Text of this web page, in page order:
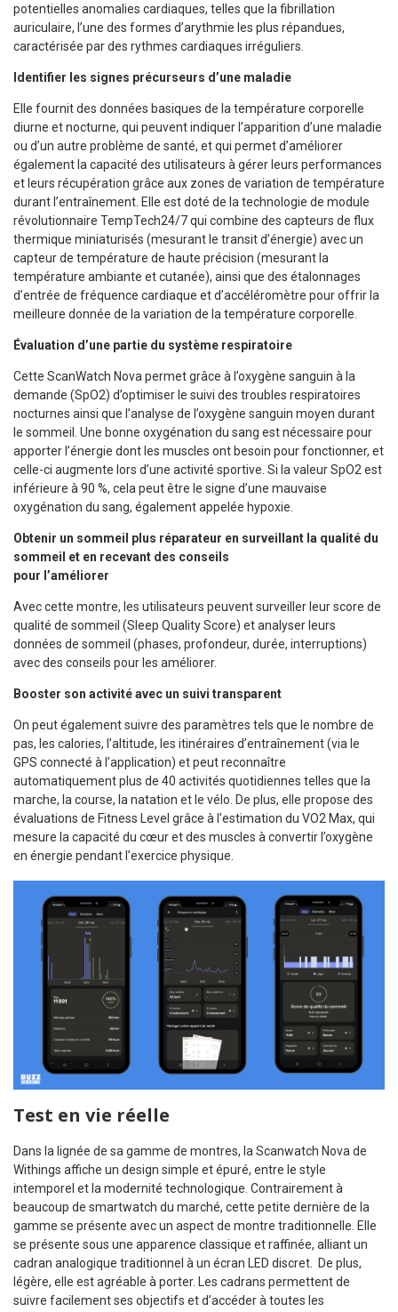
potentielles anomalies cardiaques, telles que la fibrillation
auriculaire, l’une des formes d’arythmie les plus répandues,
caractérisée par des rythmes cardiaques irréguliers.
Identifier les signes précurseurs d’une maladie
Elle fournit des données basiques de la température corporelle
diurne et nocturne, qui peuvent indiquer l’apparition d’une maladie
ou d’un autre problème de santé, et qui permet d’améliorer
également la capacité des utilisateurs à gérer leurs performances
et leurs récupération grâce aux zones de variation de température
durant l’entraînement. Elle est doté de la technologie de module
révolutionnaire TempTech24/7 qui combine des capteurs de flux
thermique miniaturisés (mesurant le transit d’énergie) avec un
capteur de température de haute précision (mesurant la
température ambiante et cutanée), ainsi que des étalonnages
d’entrée de fréquence cardiaque et d’accéléromètre pour offrir la
meilleure donnée de la variation de la température corporelle.
Évaluation d’une partie du système respiratoire
Cette ScanWatch Nova permet grâce à l’oxygène sanguin à la
demande (SpO2) d’optimiser le suivi des troubles respiratoires
nocturnes ainsi que l’analyse de l’oxygène sanguin moyen durant
le sommeil. Une bonne oxygénation du sang est nécessaire pour
apporter l’énergie dont les muscles ont besoin pour fonctionner, et
celle-ci augmente lors d’une activité sportive. Si la valeur SpO2 est
inférieure à 90 %, cela peut être le signe d’une mauvaise
oxygénation du sang, également appelée hypoxie.
Obtenir un sommeil plus réparateur en surveillant la qualité du
sommeil et en recevant des conseils
pour l’améliorer
Avec cette montre, les utilisateurs peuvent surveiller leur score de
qualité de sommeil (Sleep Quality Score) et analyser leurs
données de sommeil (phases, profondeur, durée, interruptions)
avec des conseils pour les améliorer.
Booster son activité avec un suivi transparent
On peut également suivre des paramètres tels que le nombre de
pas, les calories, l’altitude, les itinéraires d’entraînement (via le
GPS connecté à l’application) et peut reconnaître
automatiquement plus de 40 activités quotidiennes telles que la
marche, la course, la natation et le vélo. De plus, elle propose des
évaluations de Fitness Level grâce à l’estimation du VO2 Max, qui
mesure la capacité du cœur et des muscles à convertir l’oxygène
en énergie pendant l’exercice physique.
Test en vie réelle
Dans la lignée de sa gamme de montres, la Scanwatch Nova de
Withings affiche un design simple et épuré, entre le style
intemporel et la modernité technologique. Contrairement à
beaucoup de smartwatch du marché, cette petite dernière de la
gamme se présente avec un aspect de montre traditionnelle. Elle
se présente sous une apparence classique et raffinée, alliant un
cadran analogique traditionnel à un écran LED discret. De plus,
légère, elle est agréable à porter. Les cadrans permettent de
suivre facilement ses objectifs et d’accéder à toutes les